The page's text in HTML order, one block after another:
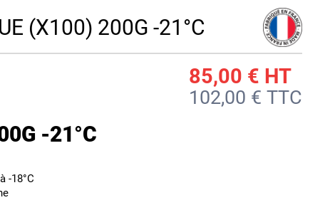
(X100) 200G -21°C
85,00 € HT
102,00 € TTC
-21°C
-18°C